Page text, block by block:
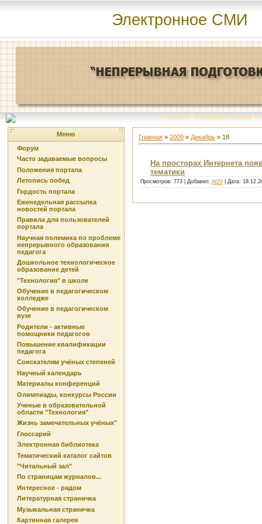
Электронное СМИ
Главная | Команда портала | О
Меню
Форум
Часто задаваемые вопросы
Положения портала
Летопись побед
Гордость портала
Еженедельная рассылка
новостей портала
Правила для пользователей
портала
Научная полемика по проблеме
непрерывного образования
педагога
Дошкольное технологическое
образование детей
"Технология" в школе
Обучение в педагогическом
колледже
Обучение в педагогическом
вузе
Родители - активные
помощники педагогов
Повышение квалификации
педагога
Соискателям учёных степеней
Научный календарь
Материалы конференций
Олимпиады, конкурсы России
Ученые в образовательной
области "Технология"
Жизнь замечательных учёных"
Глоссарий
Электронная библиотека
Тематический каталог сайтов
"Читальный зал"
По страницам журналов...
Интересное - рядом
Литературная страничка
Музыкальная страничка
Картинная галерея
Главная » 2009 » Декабрь » 18
На просторах Интернета
тематики
Просмотров: 773 | Добавил: AOV | Дата: